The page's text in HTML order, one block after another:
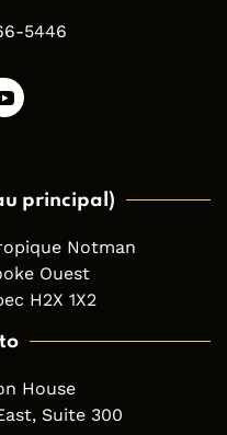
5446
principal)
Notman
Ouest
H2X 1X2
House
Suite 300